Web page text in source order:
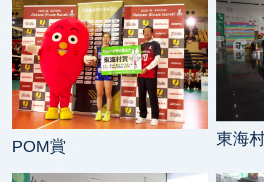
POM賞 東海